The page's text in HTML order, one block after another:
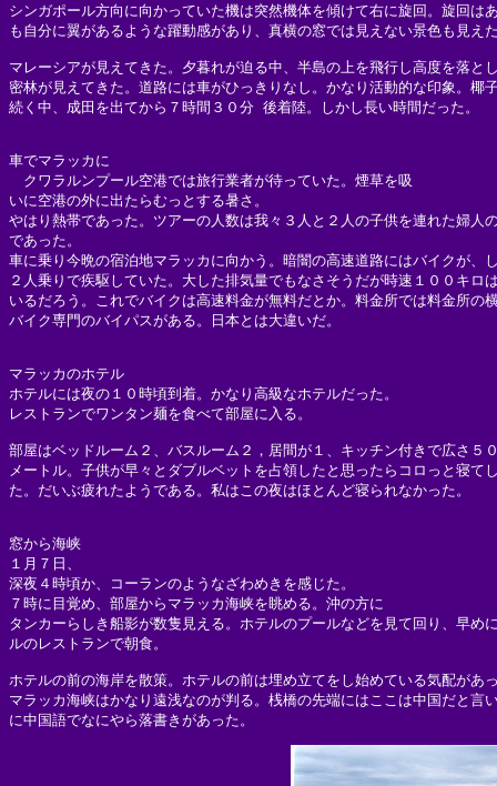
シンガポール方向に向かっていた機は突然機体を傾けて右に旋回。旋回は
も自分に翼があるような躍動感があり、真横の窓では見えない景色も見え
マレーシアが見えてきた。夕暮れが迫る中、半島の上を飛行し高度を落と
密林が見えてきた。道路には車がひっきりなし。かなり活動的な印象。椰
続く中、成田を出てから７時間３０分 後着陸。しかし長い時間だった。
車でマラッカに
クワラルンプール空港では旅行業者が待っていた。煙草を吸
いに空港の外に出たらむっとする暑さ。
やはり熱帯であった。ツアーの人数は我々３人と２人の子供を連れた婦人
であった。
車に乗り今晩の宿泊地マラッカに向かう。暗闇の高速道路にはバイクが、
２人乗りで疾駆していた。大した排気量でもなさそうだが時速１００キロ
いるだろう。これでバイクは高速料金が無料だとか。料金所では料金所の
バイク専門のバイパスがある。日本とは大違いだ。
マラッカのホテル
ホテルには夜の１０時頃到着。かなり高級なホテルだった。
レストランでワンタン麺を食べて部屋に入る。
部屋はベッドルーム２、バスルーム２，居間が１、キッチン付きで広さ５
メートル。子供が早々とダブルベットを占領したと思ったらコロっと寝て
た。だいぶ疲れたようである。私はこの夜はほとんど寝られなかった。
窓から海峡
１月７日、
深夜４時頃か、コーランのようなざわめきを感じた。
７時に目覚め、部屋からマラッカ海峡を眺める。沖の方に
タンカーらしき船影が数隻見える。ホテルのプールなどを見て回り、早め
ルのレストランで朝食。
ホテルの前の海岸を散策。ホテルの前は埋め立てをし始めている気配があ
マラッカ海峡はかなり遠浅なのが判る。桟橋の先端にはここは中国だと言